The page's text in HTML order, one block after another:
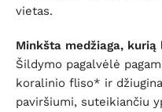
vietas.
Minkšta medžiaga,
Šildymo pagalvėlė
koralinio fliso* ir
paviršiumi, suteikiančiu